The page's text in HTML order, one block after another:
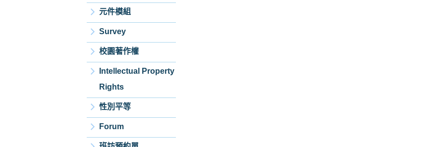
元件模組
Survey
校園著作權
Intellectual Property
Rights
性別平等
Forum